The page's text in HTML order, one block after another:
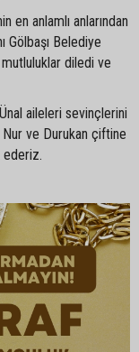
anlamlı anlarından
Gölbaşı Belediye
mutluluklar diledi ve
aileleri sevinçlerini
Nur ve Durukan çiftine
ederiz.